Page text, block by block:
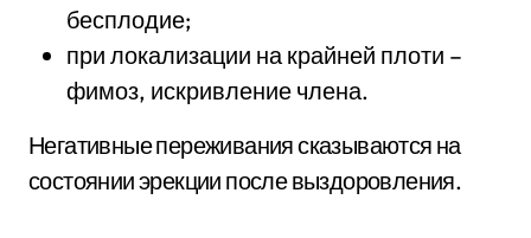
бесплодие;
при локализации на крайней плоти –
фимоз, искривление члена.
Негативные переживания сказываются на
состоянии эрекции после выздоровления.